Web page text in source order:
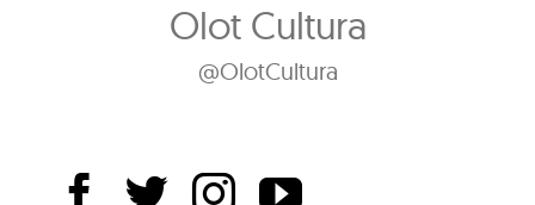
Olot Cultura
@OlotCultura